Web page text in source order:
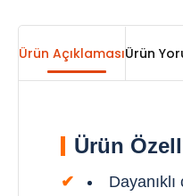
Ürün AçıklamasıÜrün
Ürün